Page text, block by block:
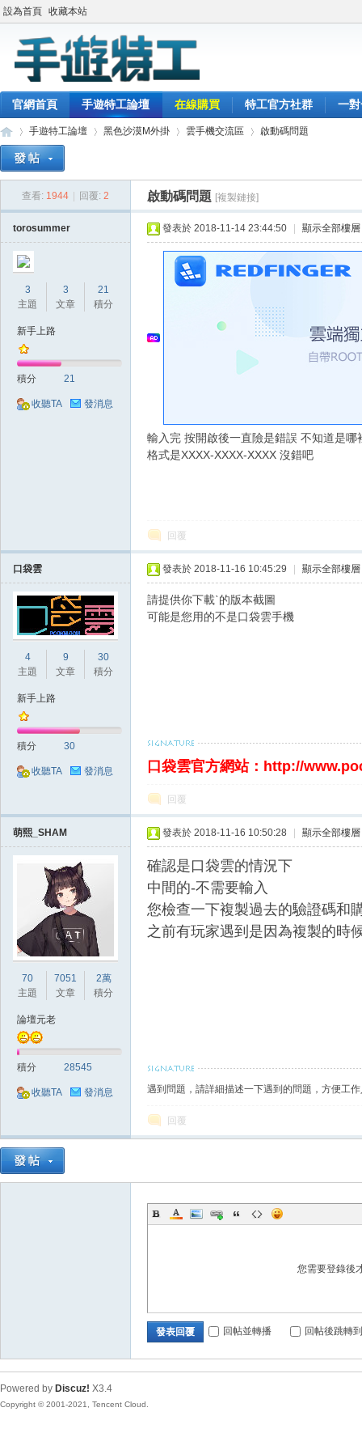
設為首頁 收藏本站
官網首頁 手遊特工論壇 在線購買 特工官方社群 一
戲
掛|
手遊特工論壇
›
黑色沙漠M外掛
›
雲手機交流區
›
啟動碼問題
查看: 1944 回覆: 2 啟動碼問題 [複製鏈接]
torosummer
3
主題
3
文章
21
積分
新手上路
積分 21
收聽TA 發消息
發表於 2018-11-14 23:44:50 顯示全部樓層
輸入完 按開啟後一直險是錯誤 不知道是哪
格式是XXXX-XXXX-XXXX 沒錯吧
回覆
口袋雲
4
主題
9
文章
30
積分
新手上路
積分 30
收聽TA 發消息
發表於 2018-11-16 10:45:29 顯示全部樓層
請提供你下載ˋ的版本截圖
可能是您用的不是口袋雲手機
口袋雲官方網站：http://
回覆
萌熙_SHAM
70
主題
7051
文章
2萬
積分
論壇元老
積分 28545
收聽TA 發消息
發表於 2018-11-16 10:50:28 顯示全部樓層
確認是口袋雲的情況下
中間的-不需要輸入
您檢查一下複製過去的驗證碼和
之前有玩家遇到是因為複製的時
遇到問題，請詳細描述一下遇到的問題，方便工
回覆
您需要登錄後
發表回覆 回帖並轉播 回帖後跳轉
Powered by Discuz! X3.4
Copyright © 2001-2021, Tencent Cloud.